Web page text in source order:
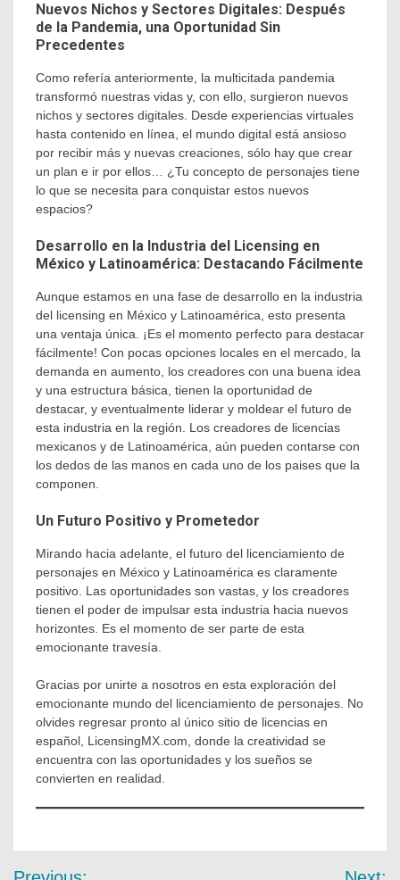
Nuevos Nichos y Sectores Digitales: Después
de la Pandemia, una Oportunidad Sin
Precedentes
Como refería anteriormente, la multicitada pandemia
transformó nuestras vidas y, con ello, surgieron nuevos
nichos y sectores digitales. Desde experiencias virtuales
hasta contenido en línea, el mundo digital está ansioso
por recibir más y nuevas creaciones, sólo hay que crear
un plan e ir por ellos… ¿Tu concepto de personajes tiene
lo que se necesita para conquistar estos nuevos
espacios?
Desarrollo en la Industria del Licensing en
México y Latinoamérica: Destacando Fácilmente
Aunque estamos en una fase de desarrollo en la industria
del licensing en México y Latinoamérica, esto presenta
una ventaja única. ¡Es el momento perfecto para destacar
fácilmente! Con pocas opciones locales en el mercado, la
demanda en aumento, los creadores con una buena idea
y una estructura básica, tienen la oportunidad de
destacar, y eventualmente liderar y moldear el futuro de
esta industria en la región. Los creadores de licencias
mexicanos y de Latinoamérica, aún pueden contarse con
los dedos de las manos en cada uno de los paises que la
componen.
Un Futuro Positivo y Prometedor
Mirando hacia adelante, el futuro del licenciamiento de
personajes en México y Latinoamérica es claramente
positivo. Las oportunidades son vastas, y los creadores
tienen el poder de impulsar esta industria hacia nuevos
horizontes. Es el momento de ser parte de esta
emocionante travesía.
Gracias por unirte a nosotros en esta exploración del
emocionante mundo del licenciamiento de personajes. No
olvides regresar pronto al único sitio de licencias en
español, LicensingMX.com, donde la creatividad se
encuentra con las oportunidades y los sueños se
convierten en realidad.